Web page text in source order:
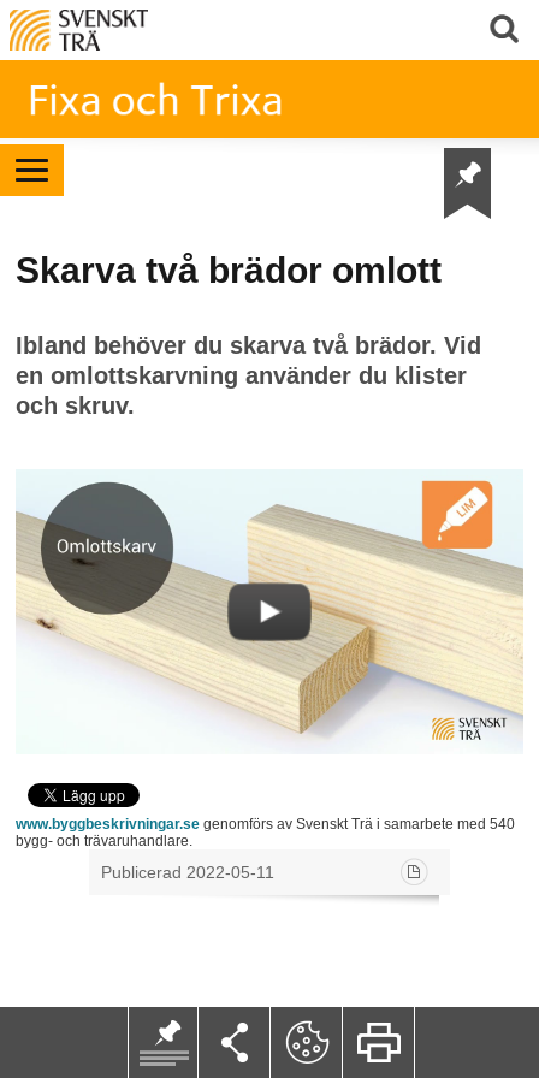
Skarva två brädor omlott
Ibland behöver du skarva två brädor. Vid
en omlottskarvning använder du klister
och skruv.
www.byggbeskrivningar.segenomförs av Svenskt Trä i samarbete med 540
bygg- och trävaruhandlare.
Publicerad 2022-05-11